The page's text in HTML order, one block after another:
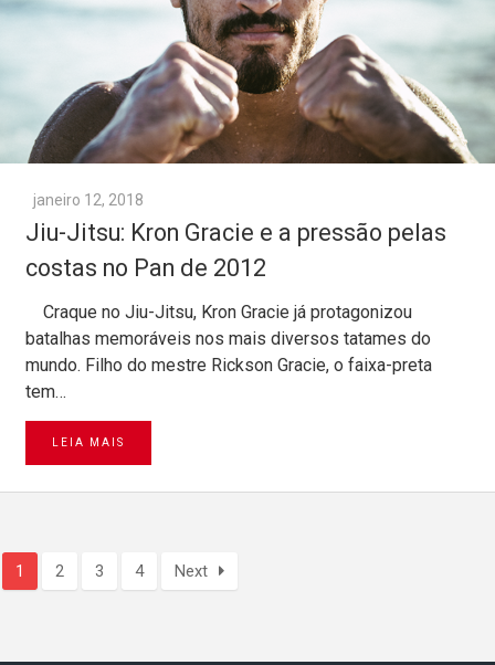
janeiro 12, 2018
Jiu-Jitsu: Kron Gracie e a pressão pelas
costas no Pan de 2012
Craque no Jiu-Jitsu, Kron Gracie já protagonizou
batalhas memoráveis nos mais diversos tatames do
mundo. Filho do mestre Rickson Gracie, o faixa-preta
tem…
LEIA MAIS
1 2 3 4 Next